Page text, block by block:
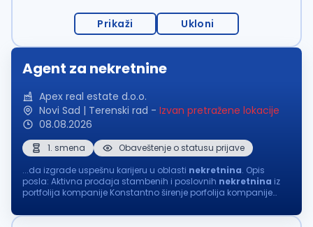
Prikaži Ukloni
Agent za nekretnine
Apex real estate d.o.o.
Novi Sad | Terenski rad - Izvan pretražene lokacije
08.08.2026
1. smena
Obaveštenje o statusu prijave
...da izgrade uspešnu karijeru u oblasti nekretnina. Opis
posla: Aktivna prodaja stambenih i poslovnih nekretnina iz
portfolija kompanije Konstantno širenje porfolija kompanije
izdavanje Vođenje kompletne...